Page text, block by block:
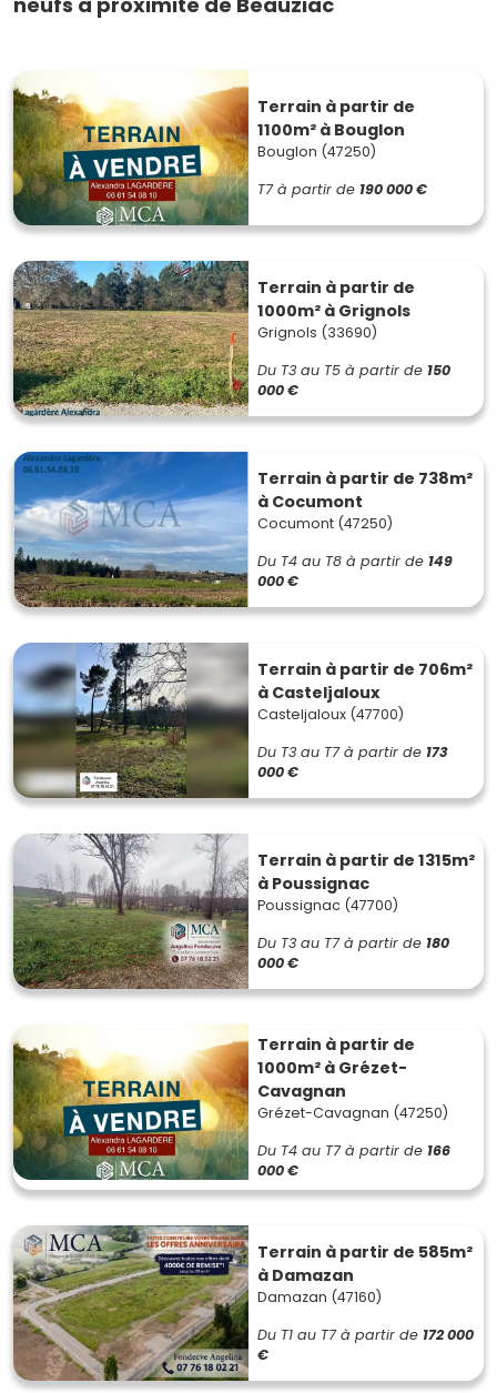
Terrain à partir de
1100m² à Bouglon
Bouglon (47250)
T7 à partir de 190 000 €
Terrain à partir de
1000m² à Grignols
Grignols (33690)
Du T3 au T5 à partir de 150
000 €
Terrain à partir de 738m²
à Cocumont
Cocumont (47250)
Du T4 au T8 à partir de 149
000 €
Terrain à partir de 706m²
à Casteljaloux
Casteljaloux (47700)
Du T3 au T7 à partir de 173
000 €
Terrain à partir de 1315m²
à Poussignac
Poussignac (47700)
Du T3 au T7 à partir de 180
000 €
Terrain à partir de
1000m² à Grézet-
Cavagnan
Grézet-Cavagnan (47250)
Du T4 au T7 à partir de 166
000 €
Terrain à partir de 585m²
à Damazan
Damazan (47160)
Du T1 au T7 à partir de 172 000
€